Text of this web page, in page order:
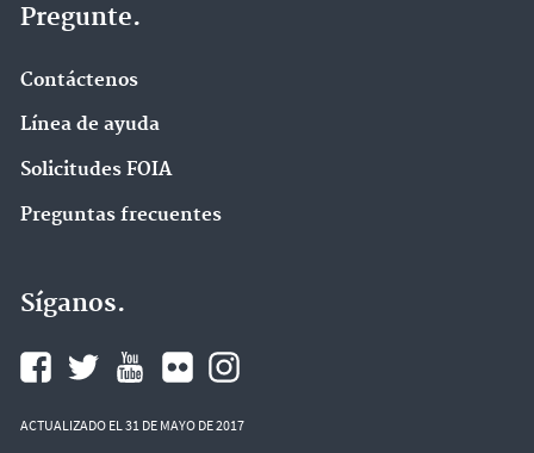
Pregunte.
Contáctenos
Línea de ayuda
Solicitudes FOIA
Preguntas frecuentes
Síganos.
ACTUALIZADO EL 31 DE MAYO DE 2017